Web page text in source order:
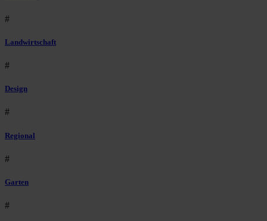
#
Landwirtschaft
#
Design
#
Regional
#
Garten
#